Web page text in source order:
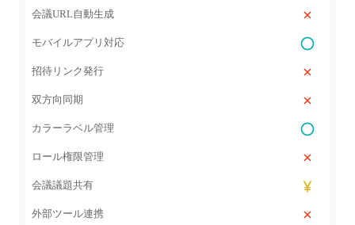
会議URL自動生成
モバイルアプリ対応
招待リンク発行
双方向同期
カラーラベル管理
ロール権限管理
会議議題共有
外部ツール連携